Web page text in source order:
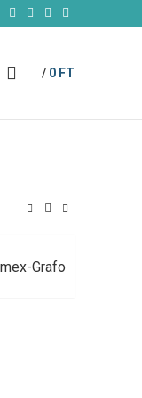
/ 0 FT
Grafo